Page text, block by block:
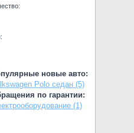
новые авто:
Polo седан (5)
по гарантии:
(1)